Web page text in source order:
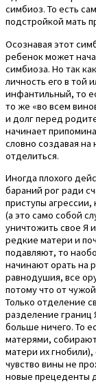
симбиоз. То есть
подстройкой мать
Осознавая этот
ребенок может
симбиоза. Но так
личность его в той
инфантильный, то
то же «во всем
и долг перед
начинает
словно создавая на
отделиться.
Иногда плохого
бараний рог ради
приступы
(а это само собой
уничтожить свое Я
редкие матери и
подавляют, то
начинают орать на
равнодушия, все
потому что от
Только отделение
разделение границ
больше ничего. То
матерями,
матери их
чувство вины не
новые прецеденты